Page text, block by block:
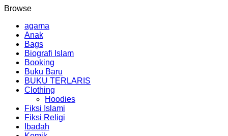
Browse
agama
Anak
Bags
Biografi Islam
Booking
Buku Baru
BUKU TERLARIS
Clothing
Hoodies
Fiksi Islami
Fiksi Religi
Ibadah